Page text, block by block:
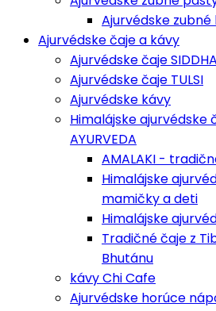
Ajurvédske zubné
Ajurvédske čaje a kávy
Ajurvédske čaje
Ajurvédske čaje TULSI
Ajurvédske kávy
Himalájske ajurvédske
AYURVEDA
AMALAKI -
Himalájske
mamičky a deti
Himalájske
Tradičné čaje z
Bhutánu
kávy Chi Cafe
Ajurvédske horúce